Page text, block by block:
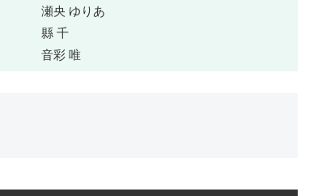
瀬央 ゆりあ
縣 千
音彩 唯